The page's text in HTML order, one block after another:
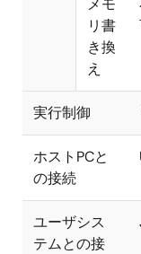
メモ
リ書
き換
え
実行制御
ホストPCと
の接続
ユーザシス
テムとの接